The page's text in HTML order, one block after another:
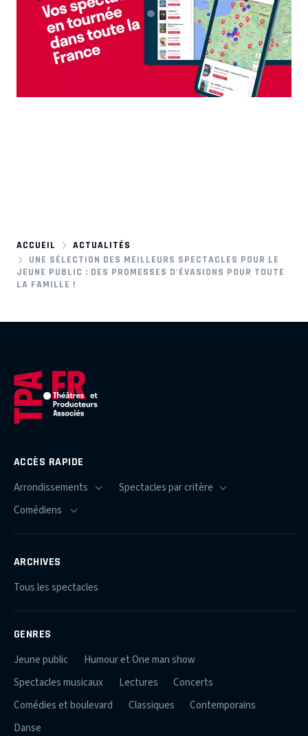
ACCUEIL
ACTUALITÉS
UNE SÉLECTION DES MEILLEURS SPECTACLES POUR LE
JEUNE PUBLIC : DES PROMESSES D'ÉVASIONS POUR TOUTE
LA FAMILLE !
ACCÈS RAPIDE
ARCHIVES
Tous les spectacles
GENRES
Jeune public
Humour et One man show
Spectacles musicaux
Lectures
Concerts
Comédies et boulevard
Classiques
Contemporains
Danse